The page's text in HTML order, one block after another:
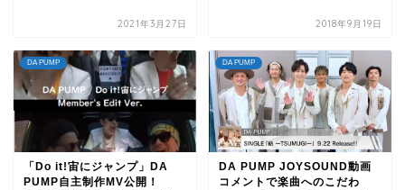
2021年3月27日 2018年9月19日
DA PUMP
「Do it!宙にジャンプ」DA
PUMP自主制作MV公開！
DA PUMP
DA PUMP JOYSOUND動画
コメントで楽曲へのこだわ